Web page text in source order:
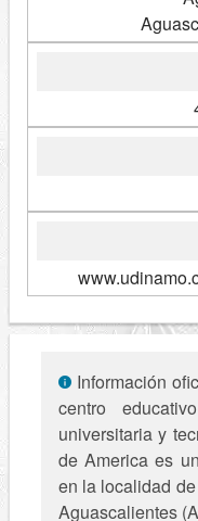
Información
centro
universitaria y
de America es
en la localidad
Aguascalientes